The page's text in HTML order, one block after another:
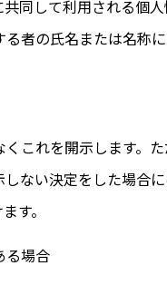
同して利用される個
者の氏名または名称
これを開示します。
ない決定をした場合に
す。
る場合